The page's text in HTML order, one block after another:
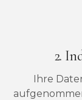
2.
Ihre